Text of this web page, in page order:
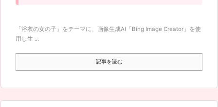
「浴衣の女の子」をテーマに、画像生成AI「Bing Image Creator」を使
用し生 ...
記事を読む